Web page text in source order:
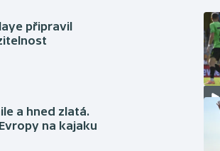
připravil
a hned zlatá.
na kajaku